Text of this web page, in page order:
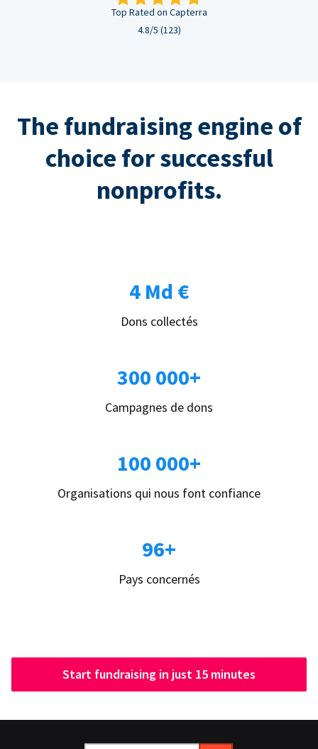
Top Rated on Capterra
4.8/5 (123)
The fundraising engine of
choice for successful
nonprofits.
4 Md €
Dons collectés
300 000+
Campagnes de dons
100 000+
Organisations qui nous font confiance
96+
Pays concernés
Start fundraising in just 15 minutes